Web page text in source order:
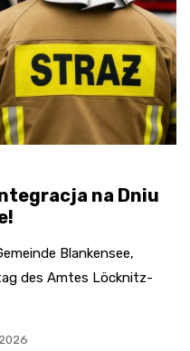
na Dniu
Blankensee,
des Amtes Löcknitz-